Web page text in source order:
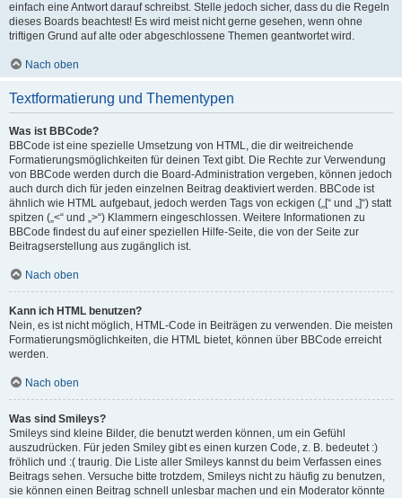
einfach eine Antwort darauf schreibst. Stelle jedoch sicher, dass du die Regeln
dieses Boards beachtest! Es wird meist nicht gerne gesehen, wenn ohne
triftigen Grund auf alte oder abgeschlossene Themen geantwortet wird.
Nach oben
Textformatierung und Thementypen
Was ist BBCode?
BBCode ist eine spezielle Umsetzung von HTML, die dir weitreichende
Formatierungsmöglichkeiten für deinen Text gibt. Die Rechte zur Verwendung
von BBCode werden durch die Board-Administration vergeben, können jedoch
auch durch dich für jeden einzelnen Beitrag deaktiviert werden. BBCode ist
ähnlich wie HTML aufgebaut, jedoch werden Tags von eckigen („[“ und „]“) statt
spitzen („<“ und „>“) Klammern eingeschlossen. Weitere Informationen zu
BBCode findest du auf einer speziellen Hilfe-Seite, die von der Seite zur
Beitragserstellung aus zugänglich ist.
Nach oben
Kann ich HTML benutzen?
Nein, es ist nicht möglich, HTML-Code in Beiträgen zu verwenden. Die meisten
Formatierungsmöglichkeiten, die HTML bietet, können über BBCode erreicht
werden.
Nach oben
Was sind Smileys?
Smileys sind kleine Bilder, die benutzt werden können, um ein Gefühl
auszudrücken. Für jeden Smiley gibt es einen kurzen Code, z. B. bedeutet :)
fröhlich und :( traurig. Die Liste aller Smileys kannst du beim Verfassen eines
Beitrags sehen. Versuche bitte trotzdem, Smileys nicht zu häufig zu benutzen,
sie können einen Beitrag schnell unlesbar machen und ein Moderator könnte